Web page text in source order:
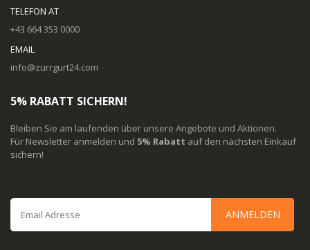
TELEFON AT
+43 664 353 0000
EMAIL
info@zurrgurt24.com
5% RABATT SICHERN!
Bleiben Sie am laufenden über unsere Angebote und Aktionen.
Für Newsletter anmelden und 5% Rabatt auf den nächsten Einkauf
sichern!
ANMELDEN